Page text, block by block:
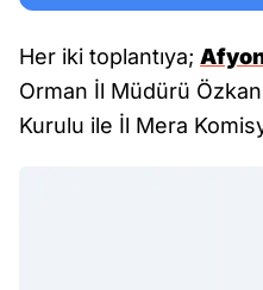
Her iki toplantıya;
Orman İl Müdürü
Kurulu ile İl Mera